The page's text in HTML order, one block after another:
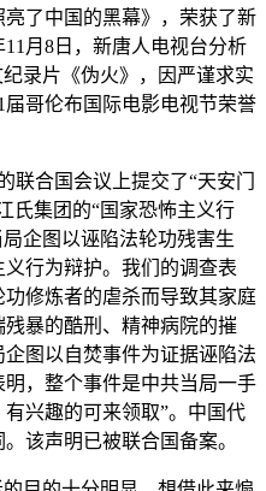
了中国的黑幕》，荣获了新
月8日，新唐人电视台分析
录片《伪火》，因严谨求实
哥伦布国际电影电视节荣誉
联合国会议上提交了“天安门
氏集团的“国家恐怖主义行
企图以诬陷法轮功残害生
行为辩护。我们的调查表
修炼者的虐杀而导致其家庭
暴的酷刑、精神病院的摧
图以自焚事件为证据诬陷法
，整个事件是中共当局一手
兴趣的可来领取”。中国代
该声明已被联合国备案。